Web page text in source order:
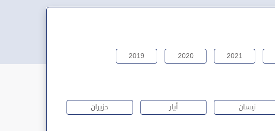
2021
2020
2019
نيسان أيار
حزيران